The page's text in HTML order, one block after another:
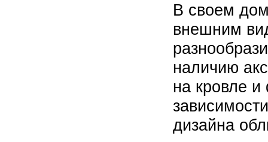
В своем
внешним
наличию
на кровле
дизайна